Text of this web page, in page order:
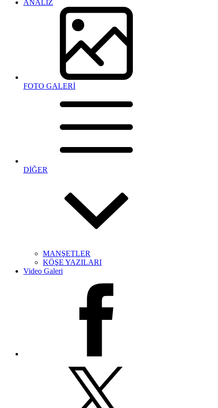
ANALİZ
FOTO GALERİ
DİĞER
MANŞETLER
KÖŞE YAZILARI
Video Galeri